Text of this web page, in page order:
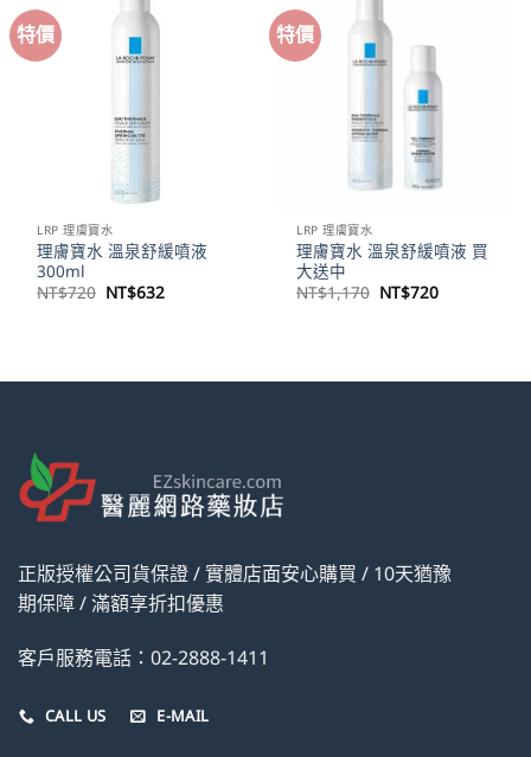
特價
LRP 理膚寶水
理膚寶水 溫泉舒緩噴液
300ml
NT$720 原
NT$632目
特價
LRP 理膚寶水
理膚寶水 溫泉舒緩噴液 買
大送中
NT$1,170 原
NT$720目
正版授權公司貨保證 / 實體店面安心購買 / 10天猶豫
期保障 / 滿額享折扣優惠
客戶服務電話：02-2888-1411
CALL US E-MAIL